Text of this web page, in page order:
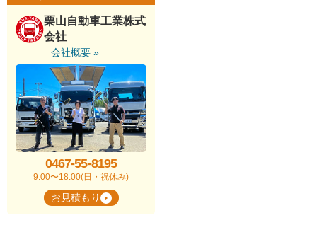
栗山自動車工業株式
会社
会社概要 »
0467-55-8195
9:00〜18:00(日・祝休み)
お見積もり